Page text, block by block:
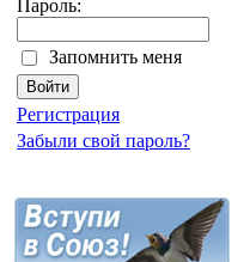
Пароль:
Запомнить меня
Регистрация
Забыли свой пароль?